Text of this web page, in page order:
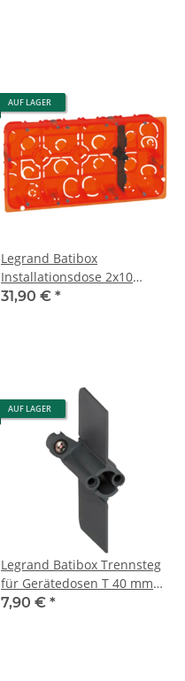
AUF LAGER
Legrand Batibox
Installationsdose 2x10
Module 080128
31,90 € *
AUF LAGER
Legrand Batibox Trennsteg
für Gerätedosen T 40 mm
80071
7,90 € *